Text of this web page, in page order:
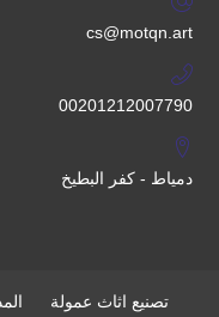
cs@motqn.art
00201212007790
دمياط - كفر البطيخ
تصنيع اثاث عمولة